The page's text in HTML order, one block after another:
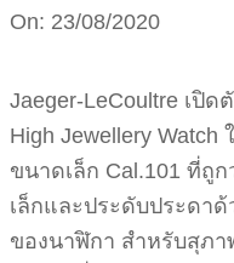
On: 23/08/2020
Jaeger-LeCoultre เปิ
High Jewellery
ขนาดเล็ก Cal.101 ที่ถู
เล็กและประดับประดาด้
ของนาฬิกา สำหรับสุภ